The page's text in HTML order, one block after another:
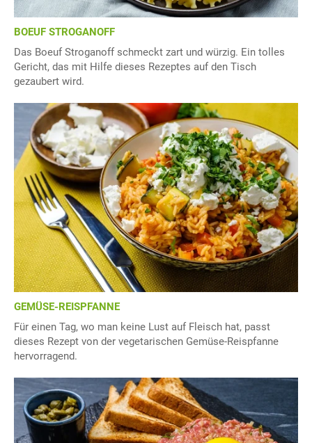
BOEUF STROGANOFF
Das Boeuf Stroganoff schmeckt zart und würzig. Ein tolles
Gericht, das mit Hilfe dieses Rezeptes auf den Tisch
gezaubert wird.
GEMÜSE-REISPFANNE
Für einen Tag, wo man keine Lust auf Fleisch hat, passt
dieses Rezept von der vegetarischen Gemüse-Reispfanne
hervorragend.